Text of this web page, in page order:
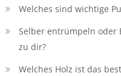
Welches sind wichtige
Selber entrümpeln oder
zu dir?
Welches Holz ist das